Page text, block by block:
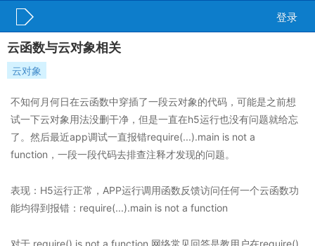
登录
云函数与云对象相关
云对象
不知何月何日在云函数中穿插了一段云对象的代码，可能是之前想
试一下云对象用法没删干净，但是一直在h5运行也没有问题就给忘
了。然后最近app调试一直报错require(...).main is not a
function，一段一段代码去排查注释才发现的问题。
表现：H5运行正常，APP运行调用函数反馈访问任何一个云函数功
能均得到报错：require(...).main is not a function
对于 require() is not a function 网络常见回答是教用户在require()